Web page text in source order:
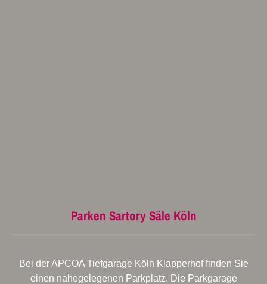
Parken Sartory Säle Köln
Bei der APCOA Tiefgarage Köln Klapperhof finden Sie
einen nahegelegenen Parkplatz. Die Parkgarage